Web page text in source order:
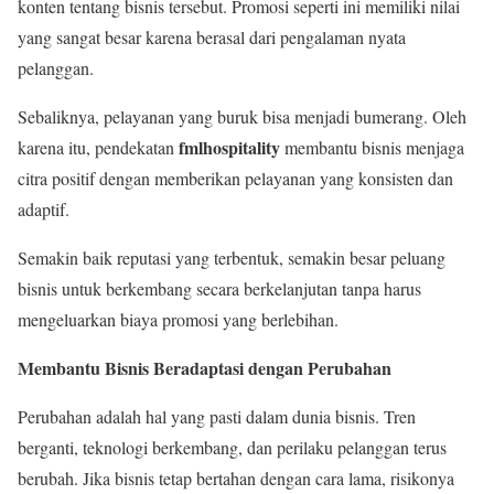
konten tentang bisnis tersebut. Promosi seperti ini memiliki nilai
yang sangat besar karena berasal dari pengalaman nyata
pelanggan.
Sebaliknya, pelayanan yang buruk bisa menjadi bumerang. Oleh
karena itu, pendekatan fmlhospitalitymembantu bisnis menjaga
citra positif dengan memberikan pelayanan yang konsisten dan
adaptif.
Semakin baik reputasi yang terbentuk, semakin besar peluang
bisnis untuk berkembang secara berkelanjutan tanpa harus
mengeluarkan biaya promosi yang berlebihan.
Membantu Bisnis Beradaptasi dengan Perubahan
Perubahan adalah hal yang pasti dalam dunia bisnis. Tren
berganti, teknologi berkembang, dan perilaku pelanggan terus
berubah. Jika bisnis tetap bertahan dengan cara lama, risikonya